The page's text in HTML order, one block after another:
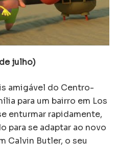
julho)
amigável do Centro-
para um bairro em Los
enturmar rapidamente,
para se adaptar ao novo
Calvin Butler, o seu